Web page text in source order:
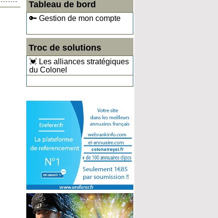
Tableau de bord
🔑 Gestion de mon compte
Troc de solutions
💓 Les alliances stratégiques
du Colonel